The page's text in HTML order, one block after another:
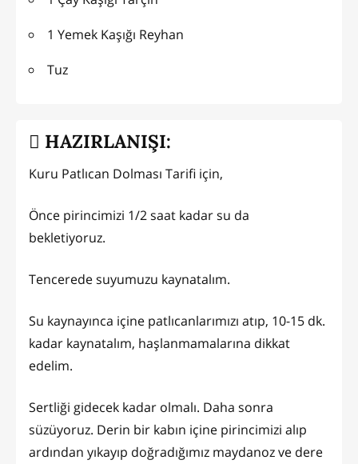
1 Yemek Kaşığı Reyhan
Tuz
HAZIRLANIŞI:
Kuru Patlıcan Dolması Tarifi için,
Önce pirincimizi 1/2 saat kadar su da
bekletiyoruz.
Tencerede suyumuzu kaynatalım.
Su kaynayınca içine patlıcanlarımızı atıp, 10-15 dk.
kadar kaynatalım, haşlanmamalarına dikkat
edelim.
Sertliği gidecek kadar olmalı. Daha sonra
süzüyoruz. Derin bir kabın içine pirincimizi alıp
ardından yıkayıp doğradığımız maydanoz ve dere